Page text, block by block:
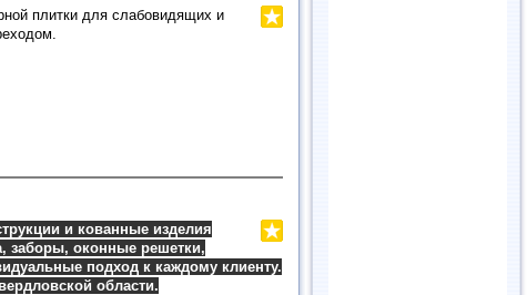
плитки для слабовидящих и
и кованные изделия
заборы, оконные решетки,
подход к каждому клиенту.
области.